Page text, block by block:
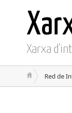
Xarxa
Red de